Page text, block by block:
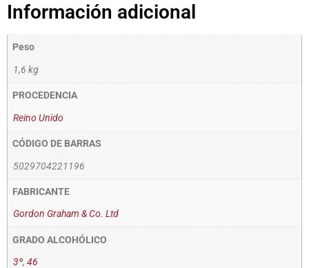
Información adicional
Peso
1,6 kg
PROCEDENCIA
Reino Unido
CÓDIGO DE BARRAS
5029704221196
FABRICANTE
Gordon Graham & Co. Ltd
GRADO ALCOHÓLICO
3º, 46